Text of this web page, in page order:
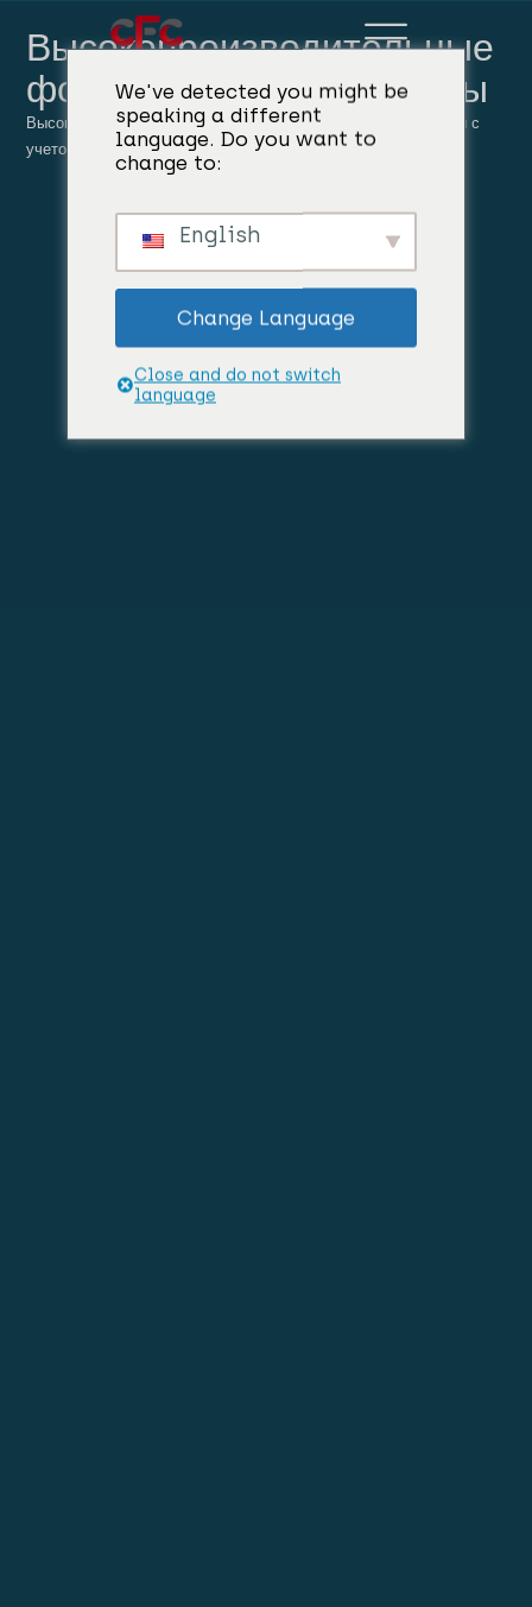
Высокопроизводительные
формовочные материалы
Высокоэффективные формовочные материалы разработаны с
учетом жестких условий процессов литья и формования.
We've detected you might be
speaking a different
language. Do you want to
change to:
English
Change Language
Close and do not switch
language